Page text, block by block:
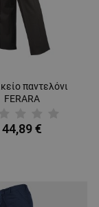
παντελόνι
FERARA
44,89 €